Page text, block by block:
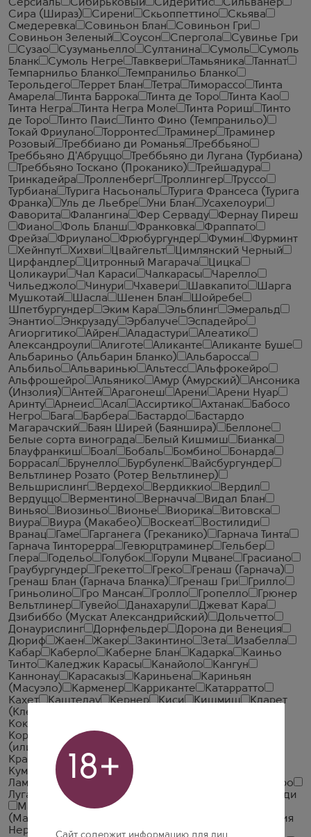
Серсиаль
Сибирьковый Сидеритис
Сильванер
Сира (Шираз)
Сирени Скьоппеттино
Скьява
Смедеревка
Совиньон Блан
Совиньон Гри
Совиньон Зеленый
Соусон Спергола
Сувинье Гри
Сузао
Сузуманьелло Султанина Сумоль
Сумоль
Бланк
Сумоль Негре Тавквери Тамьяника
Таннат
Темпарнильо Бланко
Темпранильо Бланко
Терольдего
Террет Блан Тетра Тиморассо
Тинта
Амарела
Тинта Баррока Тинта де Торо
Тинта Као
Тинта Негра
Тинта Негра Моле Тинта Рориш
Тинто
де Торо
Тинто Паис
Тинто Фино (Темпранильо)
Токай Фриулано
Торронтес Траминер
Траминер
Розовый
Треббиано ди Романья
Треббьяно
Треббьяно Д'Абруццо
Треббьяно ди Лугана (Турбиана)
Треббьяно Тоскано (Проканико)
Трейшадура
Тринкадейра
Тролленберг Троллингер
Труссо
Турбиана
Турига Насьональ
Турига Франсеса (Турига
Франка)
Уль де Льебре Уни Блан
Усахелоури
Фаворита
Фалангина Фер Серваду
Фернау Пиреш
Фиано
Фоль Бланш Франковка
Фраппато
Фрейза
Фриулано Фрюбургундер Фумин
Фурминт
Хейнпут
Хихви Цвайгельт
Цимлянский Черный
Цирфандлер
Цитронный Магарача
Цицка
Цоликаури
Чал Караси Чалкарасы
Чарелло
Чильеджоло
Чинури Чхавери Шавкапито
Шарга
Мушкотай
Шасла Шенен Блан
Шойребе
Шпетбургундер
Эким Кара Эльблинг
Эмеральд
Энантио
Энкрузаду Эрбалуче
Эспадейро
Агиоргитико
Айрен Аладастури
Алеатико
Александроули
Алиготе Аликанте
Аликанте Буше
Альбариньо (Альбарин Бланко)
Альбаросса
Альбильо
Альваринью Альтесс
Альфрокейро
Альфрошейро
Альянико Амур (Амурский)
Ансоника
(Инзолия)
Антей Арагонеш Арени
Арени Нуар
Аринту
Арнеис Асал Ассиртико Ахтанак
Бабосо
Негро
Бага Барбера Бастардо
Бастардо
Магарачский
Баян Ширей (Баяншира)
Беллоне
Белые сорта винограда
Белый Кишмиш
Бианка
Блауфранкиш
Боал Бобаль Бомбино
Бонарда
Боррасал
Брунелло Бурбуленк
Вайсбургундер
Вельтлинер Розато (Ротер Вельтлинер)
Вельшрислинг
Вердехо Вердиккио
Вердил
Вердуццо
Верментино Верначча
Видал Блан
Виньяо
Виозиньо Вионье Виорика
Витовска
Виура
Виура (Макабео) Воскеат
Востилиди
Вранац
Гаме Гарганега (Греканико)
Гарнача Тинта
Гарнача Тинторерра
Гевюрцтраминер
Гельбер
Глера
Годельо Голубок Горули Мцване
Грасиано
Граубургундер
Грекетто Греко
Гренаш (Гарнача)
Гренаш Блан (Гарнача Бланка)
Гренаш Гри
Грилло
Гриньолино
Гро Мансан Гролло Гропелло
Грюнер
Вельтлинер
Гувейо Данахарули
Джеват Кара
Дзибиббо (Мускат Александрийский)
Дольчетто
Донаурислинг
Дорнфельдер
Дорона ди Венеция
Дюриф
Жаен Жакер Закинтино Зета
Изабелла
Кабар
Каберло Каберне Блан Кадарка
Каиньо
Тинто
Каледжик Карасы Канайоло
Кангун
Каннонау
Карасакыз Кариньена
Кариньян
(Масуэло)
Карменер Карриканте
Катарратто
Кахет
Каштелау Кернер Киси Кишмиш
Кларет
(Клерет)
Кокур
Корвиноне
Кортезе
(или Золотовский)
Красные сорта винограда
Крахуна
Кроатина Ксинистери
Кумшацкий
Кундза Лагрейн
Ламбруско
Листан Бланко
Лоурейро
Лугана
Мавро Калавритино
Мавруди
Мадраса (Матраса)
(Малагузья)
Мальвазия
Нера
Мальвазия Фина Мандилария Манзони
18+
Сайт содержит информацию для лиц